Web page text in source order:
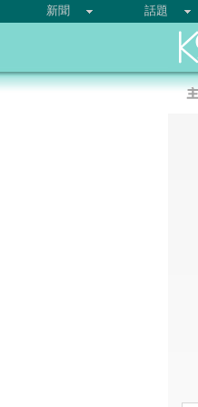
新聞 話題